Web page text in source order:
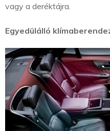
vagy a deréktájra.
Egyedülálló